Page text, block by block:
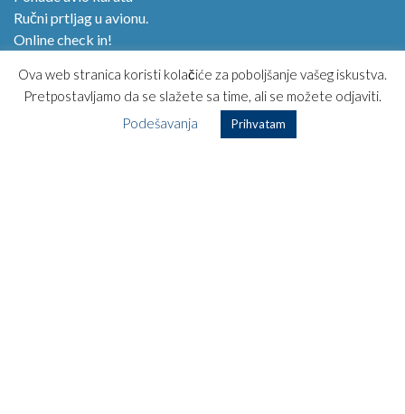
Ručni prtljag u avionu.
Online check in!
Kako kupiti avio kartu?
Opšti uslovi korišćenja
Posebni uslovi prevoza
Ova web stranica koristi kolačiće za poboljšanje vašeg iskustva.
Pretpostavljamo da se slažete sa time, ali se možete odjaviti.
Podešavanja
Prihvatam